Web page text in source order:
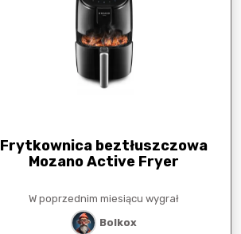
Frytkownica beztłuszczowa
Mozano Active Fryer
W poprzednim miesiącu wygrał
Bolkox